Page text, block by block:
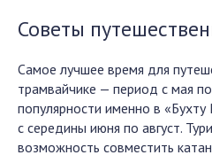
Советы
Самое лучшее время для
трамвайчике — период с мая
популярности именно в «Бухту
с середины июня по август.
возможность совместить